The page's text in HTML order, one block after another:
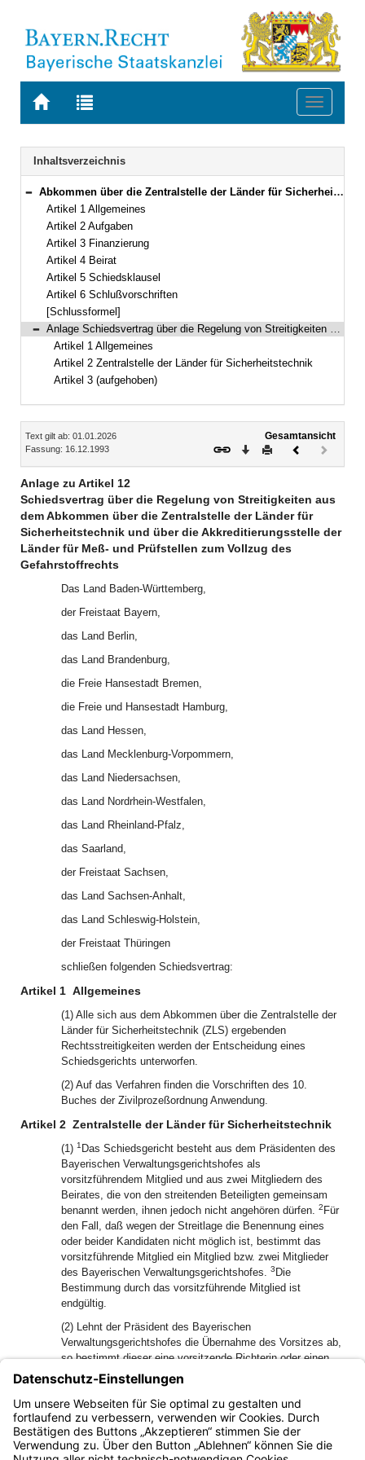
Zur
BAYERN.RECHT
Zur
letzten
Suche
Toggle
Navigation
Inhaltsverzeichnis
Bereich reduzieren
Abkommen über die Zentralstelle der Länder für Sicherheitstechnik Vom 16./17. Dezember 1993 (Art. 1–6)
Artikel 1 Allgemeines
Artikel 2 Aufgaben
Artikel 3 Finanzierung
Artikel 4 Beirat
Artikel 5 Schiedsklausel
Artikel 6 Schlußvorschriften
[Schlussformel]
Bereich reduzieren
Anlage Schiedsvertrag über die Regelung von Streitigkeiten aus dem Abkommen über die Zentralstelle der Länder für Sicherheitstechnik und über die Akkreditierungsstelle der Länder für Meß- und Prüfstellen zum Vollzug des Gefahrstoffrechts
Artikel 1 Allgemeines
Artikel 2 Zentralstelle der Länder für Sicherheitstechnik
Artikel 3 (aufgehoben)
Inhalt
Text gilt ab: 01.01.2026
Fassung: 16.12.1993
Gesamtansicht
Download
DruckenVorheriges
Anlage zu Artikel 12
Schiedsvertrag über die Regelung von Streitigkeiten aus
dem Abkommen über die Zentralstelle der Länder für
Sicherheitstechnik und über die Akkreditierungsstelle der
Länder für Meß- und Prüfstellen zum Vollzug des
Gefahrstoffrechts
Das Land Baden-Württemberg,
der Freistaat Bayern,
das Land Berlin,
das Land Brandenburg,
die Freie Hansestadt Bremen,
die Freie und Hansestadt Hamburg,
das Land Hessen,
das Land Mecklenburg-Vorpommern,
das Land Niedersachsen,
das Land Nordrhein-Westfalen,
das Land Rheinland-Pfalz,
das Saarland,
der Freistaat Sachsen,
das Land Sachsen-Anhalt,
das Land Schleswig-Holstein,
der Freistaat Thüringen
schließen folgenden Schiedsvertrag:
Artikel 1 Allgemeines
(1) Alle sich aus dem Abkommen über die Zentralstelle der
Länder für Sicherheitstechnik (ZLS) ergebenden
Rechtsstreitigkeiten werden der Entscheidung eines
Schiedsgerichts unterworfen.
(2) Auf das Verfahren finden die Vorschriften des 10.
Buches der Zivilprozeßordnung Anwendung.
Artikel 2 Zentralstelle der Länder für Sicherheitstechnik
(1) 1 Das Schiedsgericht besteht aus dem Präsidenten des
Bayerischen Verwaltungsgerichtshofes als
vorsitzführendem Mitglied und aus zwei Mitgliedern des
Beirates, die von den streitenden Beteiligten gemeinsam
benannt werden, ihnen jedoch nicht angehören dürfen. 2 Für
den Fall, daß wegen der Streitlage die Benennung eines
oder beider Kandidaten nicht möglich ist, bestimmt das
vorsitzführende Mitglied ein Mitglied bzw. zwei Mitglieder
des Bayerischen Verwaltungsgerichtshofes. 3 Die
Bestimmung durch das vorsitzführende Mitglied ist
endgültig.
(2) Lehnt der Präsident des Bayerischen
Verwaltungsgerichtshofes die Übernahme des Vorsitzes ab,
so bestimmt dieser eine vorsitzende Richterin oder einen
vorsitzenden Richter des Bayerischen
Verwaltungsgerichtshofes als vorsitzführendes Mitglied.
Artikel 3 (aufgehoben)